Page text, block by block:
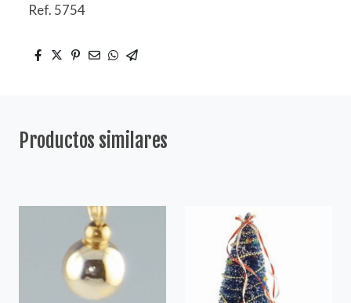
Ref. 5754
Productos similares